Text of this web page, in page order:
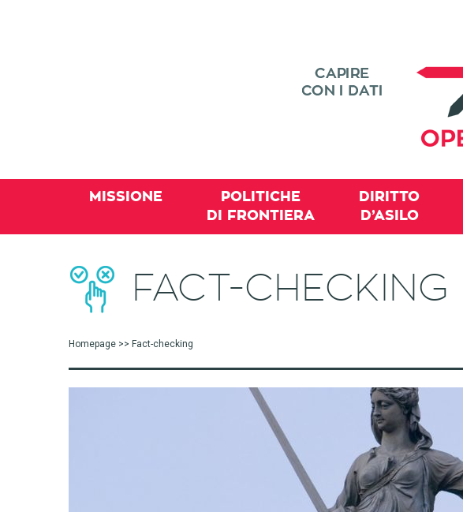
MISSIONE
POLITICHE
DI FRONTIERA
DIRITTO
D’ASILO
FACT-CHECKING
Homepage >> Fact-checking